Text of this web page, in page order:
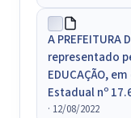
A PREFEITURA
representado
EDUCAÇÃO,
Estadual nº
· 12/08/2022